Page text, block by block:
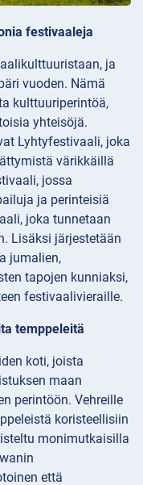
festivaaleja
ja
vuoden. Nämä
kulttuuriperintöä,
yhteisöjä.
Lyhtyfestivaali, joka
värikkäillä
jossa
ja perinteisiä
joka tunnetaan
Lisäksi järjestetään
jumalien,
tapojen kunniaksi,
festivaalivieraille.
temppeleitä
koti, joista
maan
perintöön. Vehreille
koristeellisiin
monimutkaisilla
että